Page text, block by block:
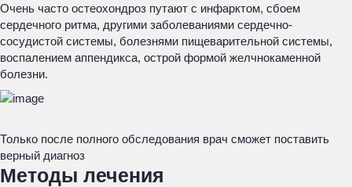
Очень часто остеохондроз путают с инфарктом, сбоем
сердечного ритма, другими заболеваниями сердечно-
сосудистой системы, болезнями пищеварительной системы,
воспалением аппендикса, острой формой желчнокаменной
болезни.
Только после полного обследования врач сможет поставить
верный диагноз
Методы лечения